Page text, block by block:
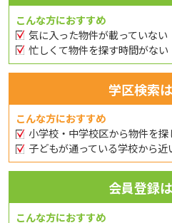
こんな方におすすめ
気に入った物件が載っていない
忙しくて物件を探す時間がない
学区検索
こんな方におすすめ
小学校・中学校区から物件を探
子どもが通っている学校から近
会員登録
こんな方におすすめ